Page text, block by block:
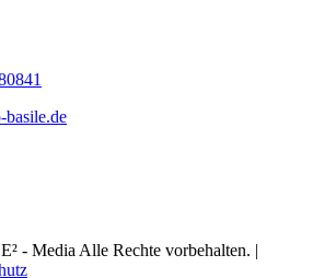
basile.de
- Media Alle Rechte vorbehalten. |